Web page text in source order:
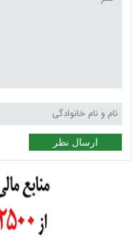
ارسال نظر